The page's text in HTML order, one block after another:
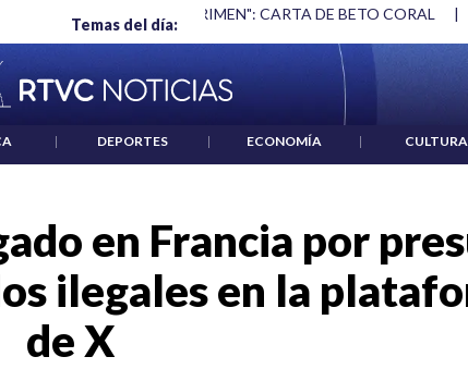
Temas del día:
BETO CORAL ABELARDO DE LA ESPRIELLA Y DMG |
| DEPORTES | ECONOMÍA | CULTURA
en Francia por
ilegales en la
de X